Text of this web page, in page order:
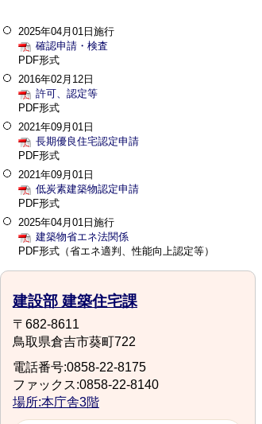
2025年04月01日施行
確認申請・検査
PDF形式
2016年02月12日
許可、認定等
PDF形式
2021年09月01日
長期優良住宅認定申請
PDF形式
2021年09月01日
低炭素建築物認定申請
PDF形式
2025年04月01日施行
建築物省エネ法関係
PDF形式（省エネ適判、性能向上認定等）
建設部 建築住宅課
〒682-8611
鳥取県倉吉市葵町722
電話番号:0858-22-8175
ファックス:0858-22-8140
場所:本庁舎3階